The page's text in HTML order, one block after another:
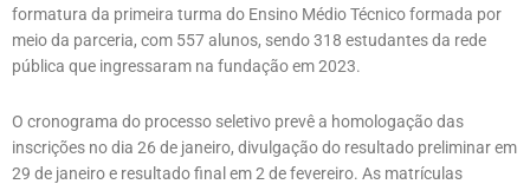
formatura da primeira turma do Ensino Médio Técnico formada por
meio da parceria, com 557 alunos, sendo 318 estudantes da rede
pública que ingressaram na fundação em 2023.
O cronograma do processo seletivo prevê a homologação das
inscrições no dia 26 de janeiro, divulgação do resultado preliminar em
29 de janeiro e resultado final em 2 de fevereiro. As matrículas